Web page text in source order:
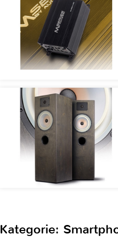
Kategorie: